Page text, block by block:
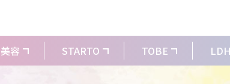
美容 STARTO TOBE LDH